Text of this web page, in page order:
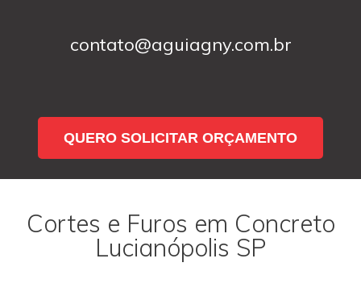
contato@aguiagny.com.br
QUERO SOLICITAR ORÇAMENTO
Cortes e Furos em Concreto
Lucianópolis SP